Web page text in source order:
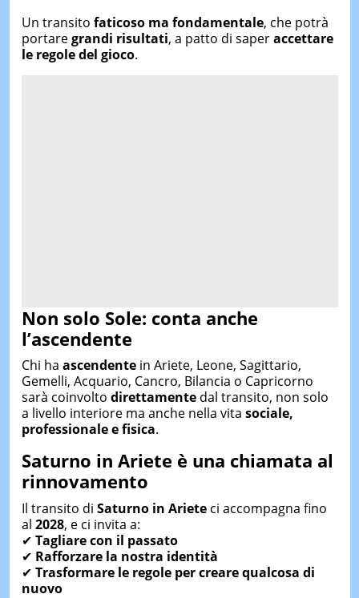
Un transito faticoso ma fondamentale, che potrà
portaregrandi risultati, a patto di saperaccettare
le regole del gioco.
Non solo Sole: conta anche
l’ascendente
Chi ha ascendentein Ariete, Leone, Sagittario,
Gemelli, Acquario, Cancro, Bilancia o Capricorno
sarà coinvolto direttamentedal transito, non solo
a livello interiore ma anche nella vita sociale,
professionale e fisica.
Saturno in Ariete è una chiamata al
rinnovamento
Il transito di Saturno in Arieteci accompagna fino
al 2028, e ci invita a:
✔ Tagliare con il passato
✔ Rafforzare la nostra identità
✔ Trasformare le regole per creare qualcosa di
nuovo